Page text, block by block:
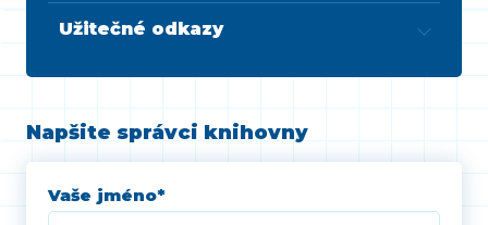
Užitečné odkazy
Napšite správci knihovny
Vaše jméno*